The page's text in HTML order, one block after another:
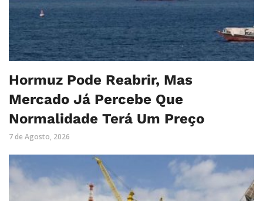
Hormuz Pode Reabrir, Mas
Mercado Já Percebe Que
Normalidade Terá Um Preço
7 de Agosto, 2026